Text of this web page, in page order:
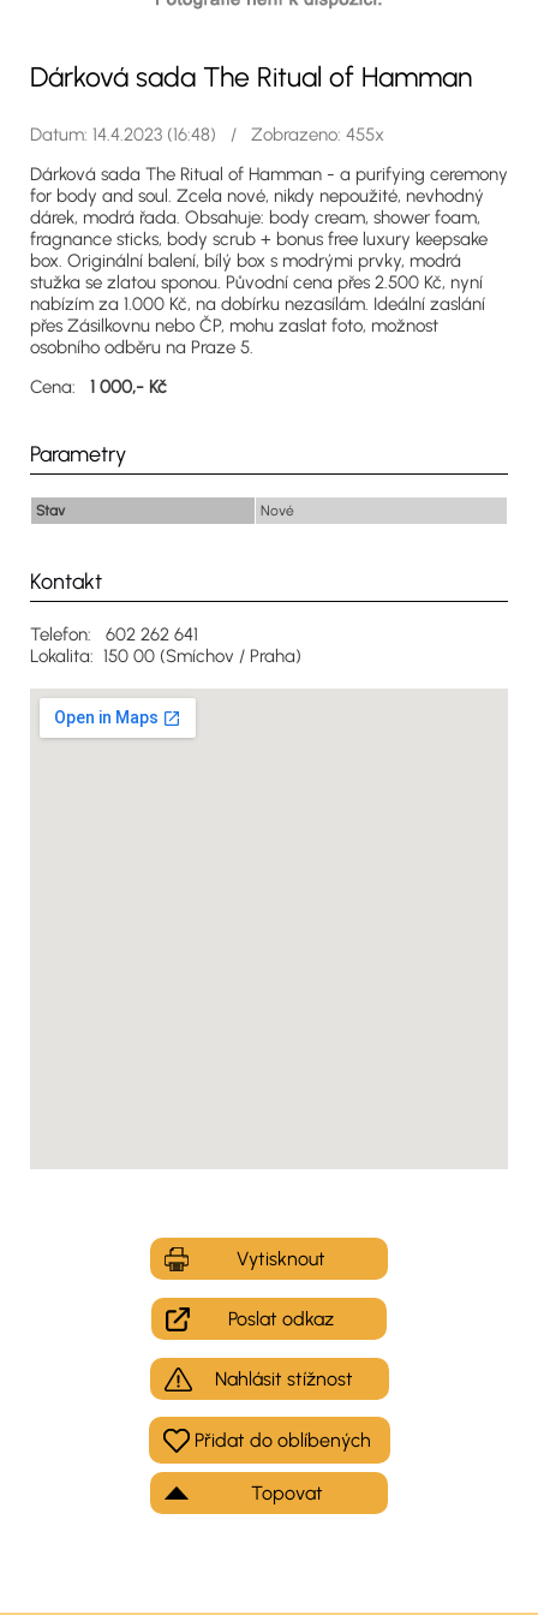
Dárková sada The Ritual of Hamman
Datum: 14.4.2023 (16:48) / Zobrazeno: 455x
Dárková sada The Ritual of Hamman - a purifying ceremony
for body and soul. Zcela nové, nikdy nepoužité, nevhodný
dárek, modrá řada. Obsahuje: body cream, shower foam,
fragnance sticks, body scrub + bonus free luxury keepsake
box. Originální balení, bílý box s modrými prvky, modrá
stužka se zlatou sponou. Původní cena přes 2.500 Kč, nyní
nabízím za 1.000 Kč, na dobírku nezasílám. Ideální zaslání
přes Zásilkovnu nebo ČP, mohu zaslat foto, možnost
osobního odběru na Praze 5.
Cena: 1 000,- Kč
Parametry
Stav Nové
Kontakt
Telefon: 602 262 641
Lokalita: 150 00 (Smíchov / Praha)
Vytisknout
Poslat odkaz
Nahlásit stížnost
Topovat